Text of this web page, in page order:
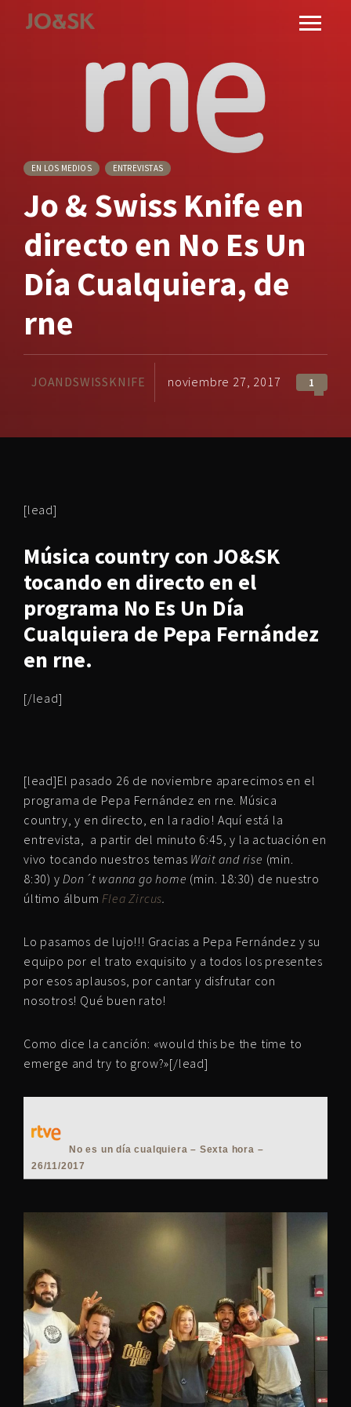
EN LOS MEDIOS ENTREVISTAS
Jo & Swiss Knife en
directo en No Es Un
Día Cualquiera, de
rne
JOANDSWISSKNIFE noviembre 27, 2017 1
[lead]
Música country con JO&SK
tocando en directo en el
programa No Es Un Día
Cualquiera de Pepa Fernández
en rne.
[/lead]
[lead]El pasado 26 de noviembre aparecimos en el
programa de Pepa Fernández en rne. Música
country, y en directo, en la radio! Aquí está la
entrevista, a partir del minuto 6:45, y la actuación en
vivo tocando nuestros temas Wait and rise (min.
8:30) yDon´t wanna go home (min. 18:30) de nuestro
último álbumFlea Zircus.
Lo pasamos de lujo!!! Gracias a Pepa Fernández y su
equipo por el trato exquisito y a todos los presentes
por esos aplausos, por cantar y disfrutar con
nosotros! Qué buen rato!
Como dice la canción: «would this be the time to
emerge and try to grow?»[/lead]
No es un día cualquiera – Sexta hora –
26/11/2017